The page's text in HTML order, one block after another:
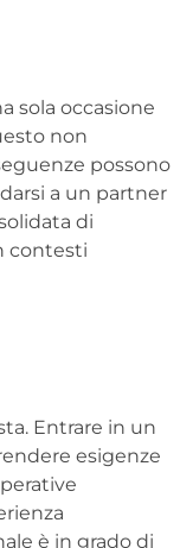
sola occasione
non
possono
a un partner
di
contesti
Entrare in un
esigenze
è in grado di